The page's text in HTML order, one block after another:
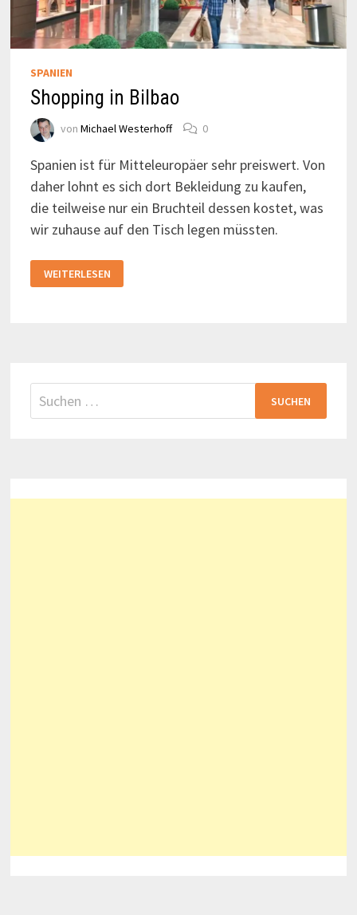
SPANIEN
Shopping in Bilbao
von Michael Westerhoff 0
Spanien ist für Mitteleuropäer sehr preiswert. Von
daher lohnt es sich dort Bekleidung zu kaufen,
die teilweise nur ein Bruchteil dessen kostet, was
wir zuhause auf den Tisch legen müssten.
IN
BILBAO
WEITERLESEN
Suchen
nach: